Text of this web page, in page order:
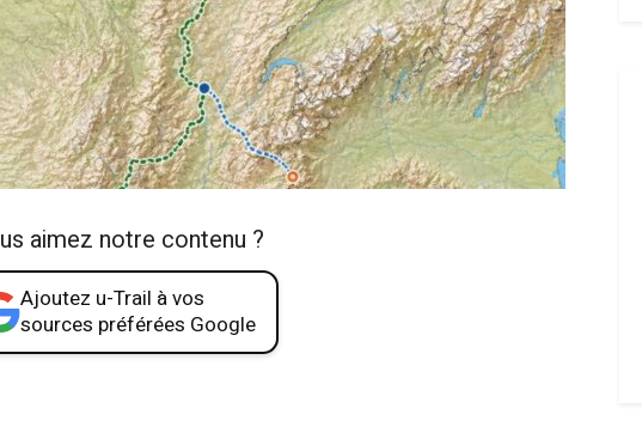
aimez notre contenu ?
Ajoutez u-Trail à vos
sources préférées Google